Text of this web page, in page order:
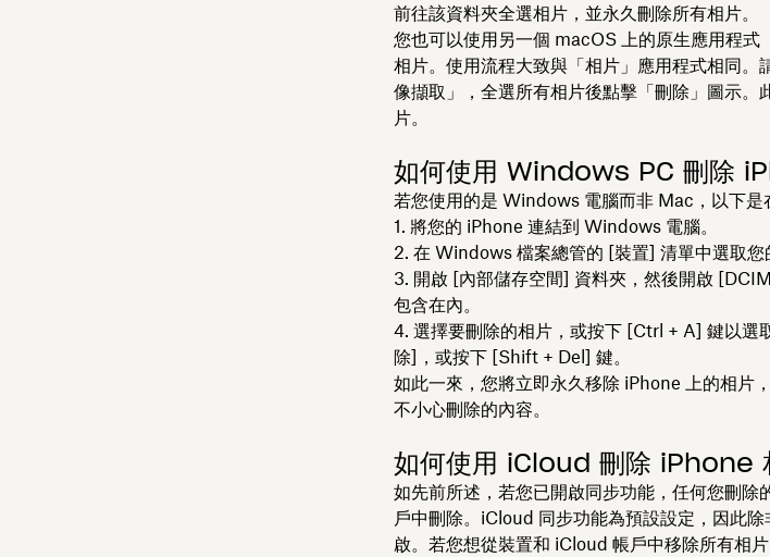
前往該資料夾全選相片，並永久刪除所有相片。
您也可以使用另一個 macOS 上的原生應用程
相片。使用流程大致與「相片」應用程式相同
像擷取」，全選所有相片後點擊「刪除」圖示。
片。
如何使用 Windows PC 刪除
若您使用的是 Windows 電腦而非 Mac，以下是
將您的 iPhone 連結到 Windows 電腦。
在 Windows 檔案總管的 [裝置] 清單中選取您
開啟 [內部儲存空間] 資料夾，然後開啟
包含在內。
選擇要刪除的相片，或按下 [Ctrl + A] 鍵以選
除]，或按下 [Shift + Del] 鍵。
如此一來，您將立即永久移除 iPhone 上的相片
不小心刪除的內容。
如何使用 iCloud 刪除 iPhone
如先前所述，若您已開啟同步功能，任何您刪
戶中刪除。iCloud 同步功能為預設設定，因此
啟。若您想從裝置和 iCloud 帳戶中移除所有相